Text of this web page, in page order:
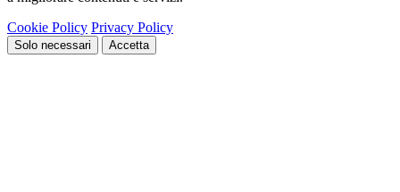
Cookie Policy Privacy Policy
Solo necessari Accetta